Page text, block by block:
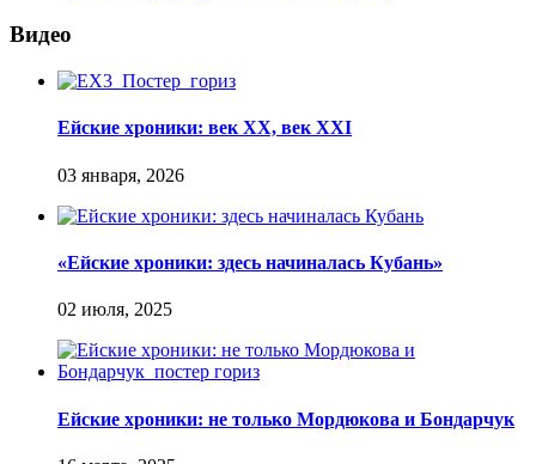
Видео
Ейские хроники: век XX, век XXI
«Ейские хроники: здесь начиналась Кубань»
Ейские хроники: не только Мордюкова и Бондарчук